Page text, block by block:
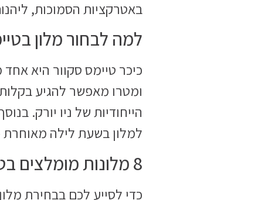
באטרקציות הסמוכות,
למה לבחור מלון
כיכר טיימס סקוור היא
ומטרו מאפשר להגיע
הייחודיות של ניו יורק.
למלון בשעת לילה
8 מלונות מומלצים בטיימס סקוור ניו יורק